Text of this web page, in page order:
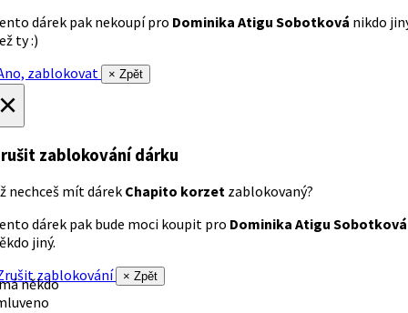
dárek pak nekoupí pro Dominika Atigu Sobotková nikdo
ty :)
zablokovat
× Zpět
zablokování dárku
nechceš mít dárek Chapito korzet zablokovaný?
dárek pak bude moci koupit pro Dominika Atigu Sobotková
jiný.
zablokování
× Zpět
někdo